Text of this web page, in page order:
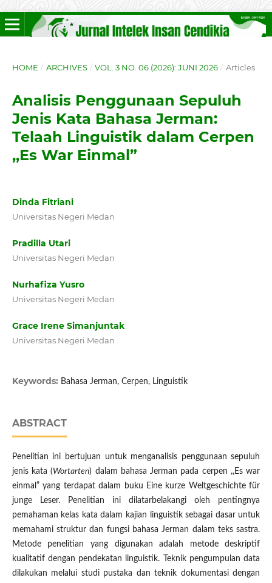
HOME / ARCHIVES / VOL. 3 NO. 06 (2026): JUNI 2026 / Articles
Analisis Penggunaan Sepuluh
Jenis Kata Bahasa Jerman:
Telaah Linguistik dalam Cerpen
,,Es War Einmal”
Dinda Fitriani
Universitas Negeri Medan
Pradilla Utari
Universitas Negeri Medan
Nurhafiza Yusro
Universitas Negeri Medan
Grace Irene Simanjuntak
Universitas Negeri Medan
Keywords: Bahasa Jerman, Cerpen, Linguistik
ABSTRACT
Penelitian ini bertujuan untuk menganalisis penggunaan sepuluh
jenis kata (Wortarten) dalam bahasa Jerman pada cerpen ,,Es war
einmal” yang terdapat dalam buku Eine kurze Weltgeschichte für
junge Leser. Penelitian ini dilatarbelakangi oleh pentingnya
pemahaman kelas kata dalam kajian linguistik sebagai dasar untuk
memahami struktur dan fungsi bahasa Jerman dalam teks sastra.
Metode penelitian yang digunakan adalah metode deskriptif
kualitatif dengan pendekatan linguistik. Teknik pengumpulan data
dilakukan melalui studi pustaka dan teknik dokumentasi dengan